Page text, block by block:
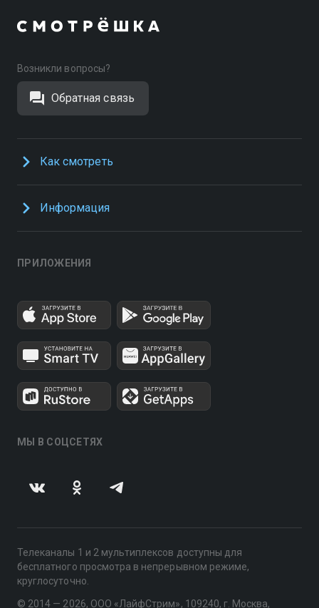
Возникли вопросы?
Обратная связь
Как смотреть
Информация
ПРИЛОЖЕНИЯ
МЫ В СОЦСЕТЯХ
Телеканалы 1 и 2 мультиплексов доступны для
бесплатного просмотра в непрерывном режиме,
круглосуточно.
© 2014 — 2026, ООО «ЛайфСтрим», 109240, г. Москва,